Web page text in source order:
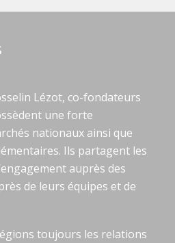
Lézot, co-fondateurs
une forte
nationaux ainsi que
Ils partagent les
auprès des
de leurs équipes et de
toujours les relations